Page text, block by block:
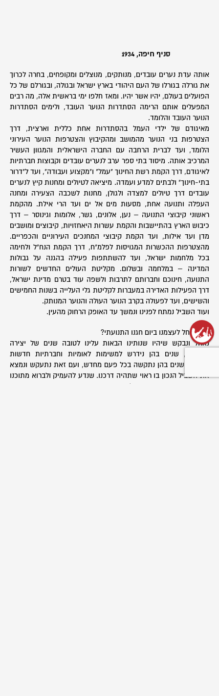
סניף חיפה, 1934
אותה עדת נערים עובדים, מנותקים, מנוצלים ומקופחים, בחרה לכרוך
את גורלה בגורלו של העם היהודי בארץ ישראל ובגולה, ובגורלם של כל
הפועלים בעולם, יהיו אשר יהיו. ומאז חלפו ימי בראשית אלה, מה רבים
המפעלים אותם הרימה הסתדרות הנוער העובד, ולימים הסתדרות
הנוער העובד והלומד.
מאיגודם של ילדי העמל בהסתדרות אחת כללית וארצית, דרך
הצטרפות בני הנוער מהמושב ומהקיבוץ והצטרפות הנוער העירוני
הלומד, ועד לברית הרחבה עם החברה הישראלית והמגוון העשיר
המרכיב אותה. מיסוד בתי ספר ערב לנערים עובדים וקבוצות חברתיות
לאיגודם, דרך הקמת רשת החינוך "עמל" ו"מקצוע ועבודה", ועד ל"דרור
בתי-חינוך" ולבתים למדע ועמדה. מיציאה לטיולים ומחנות קיץ לנערים
עובדים דרך טיולים למצדה ולגולן, מחנות לשכבה הצעירה ומחנה
העפלה ותנועה אחת, מסעות מים אל ים ועד הרי אילת. מהקמת
ראשוני קיבוצי התנועה – נען, אלונים, גשר, אלומות וגינוסר – דרך
כיבוש הארץ בהתיישבות והקמת עשרות היאחזויות, קיבוצים ומושבים
מדן ועד אילות, ועד הקמת קיבוצי המחנכים העירוניים והכפריים.
מהצטרפות ההכשרות המגויסות לפלמ"ח, דרך הקמת הנח"ל ולחימה
בכל מלחמות ישראל, ועד להשתתפות פעילה בהגנה על גבולות
המדינה – במלחמה ובשלום. מקליטת העולים החדשים לשורות
התנועה, חינוכם וחברותם לתרבות ולשפה עוד בטרם מדינת ישראל,
דרך הפעילות האדירה במעברות לקליטת גלי העלייה בשנות החמישים
והשישים, ועד לפעולה בקרב הנוער העולה והנוער המנותק.
ועוד השביל נמתח לפנינו ונמשך עד האופק הרחוק מהעין.
ומה נאחל לעצמנו ביום חגנו התנועתי?
נאחל ונבקש שיהיו שנותינו הבאות עלינו לטובה שנים של יצירה
והגשמה, שנים בהן נידרש למשימות לאומיות וחברתיות חדשות
כישנות, שנים בהן נתקשה בכל פעם מחדש, ועם זאת נתעקש ונמצא
את השביל הנכון בו ראוי שתהיה דרכנו. שנדע להעמיק ולברוא מתוכנו